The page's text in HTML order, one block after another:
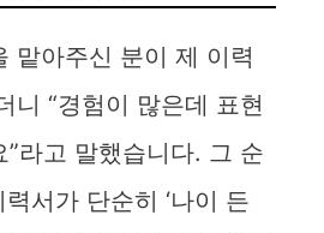
맡아주신 분이 제 이력
니 “경험이 많은데 표현
”라고 말했습니다. 그 순
서가 단순히 ‘나이 든